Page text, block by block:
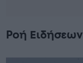
Ροή Ειδήσεων